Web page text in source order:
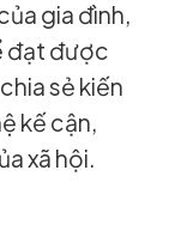
gia đình,
đạt được
sẻ kiến
kế cận,
xã hội.